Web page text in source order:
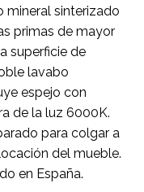
mineral sinterizado
primas de mayor
superficie de
lavabo
espejo con
de la luz 6000K.
para colgar a
del mueble.
en España.